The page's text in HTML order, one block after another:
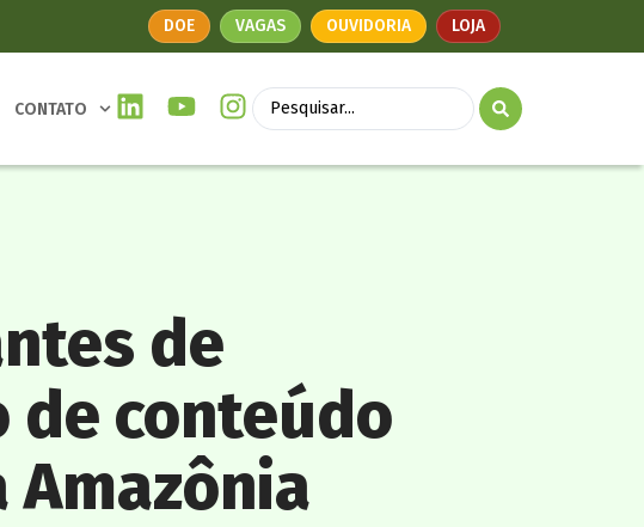
DOE VAGAS OUVIDORIA LOJA
CONTATO
de
de conteúdo
Amazônia